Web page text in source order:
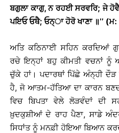
ਬਗੁਲਾ ਕਾਗੁ, ਨ ਰਹਈ ਸਰਵਰਿ; ਜੇ
ਪਇਓ ਓਥੈ; ਓਨ੍ਾ ਹੋਰੋ ਖਾਣਾ ॥’’ (ਮ:
ਅਤਿ ਕਠਿਨਾਈ ਸਹਿਨ ਕਰਦਿਆਂ
ਰਚੇ ਇਨ੍ਹਾਂ ਬਹੁ ਕੀਮਤੀ ਵਚਨਾਂ ਨੂੰ
ਚੁੱਕੇ ਹਾਂ। ਪਦਾਰਥਾਂ ਪਿੱਛੇ ਅੰਨ੍ਹੀ
ਹੈ, ਜੋ ਆਤਮ-ਹੱਤਿਆ ਦਾ ਕਾਰਨ
ਵਿਚ ਬਿਪਤਾ ਵੇਲੇ ਲੋੜਵੰਦਾਂ ਦੀ
ਖ਼ੁਦਕੁਸ਼ੀਆਂ ਦੇ ਰਾਹ ਪੈਣਾ, ਸਾਡੇ
ਸਿਧਾਂਤ ਨੂੰ ਮਨਫ਼ੀ ਹੋਇਆ ਬਿਆਨ